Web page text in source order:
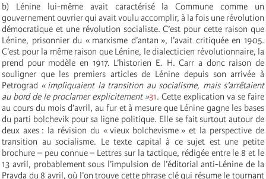
b) Lénine lui-même avait caractérisé la Commune comme un
gouvernement ouvrier qui avait voulu accomplir, à la fois une révolution
démocratique et une révolution socialiste. C’est pour cette raison que
Lénine, prisonnier du « marxisme d’antan », l’avait critiquée en 1905.
C’est pour la même raison que Lénine, le dialecticien révolutionnaire, la
prend pour modèle en 1917. L’historien E. H. Carr a donc raison de
souligner que les premiers articles de Lénine depuis son arrivée à
Petrograd « impliquaient la transition au socialisme, mais s’arrêtaient
au bord de le proclamer explicitement »31. Cette explication va se faire
au cours du mois d’avril, au fur et à mesure que Lénine gagne les bases
du parti bolchevik pour sa ligne politique. Elle se fait surtout autour de
deux axes : la révision du « vieux bolchevisme » et la perspective de
transition au socialisme. Le texte capital à ce sujet est une petite
brochure – peu connue – Lettres sur la tactique, rédigée entre le 8 et le
13 avril, probablement sous l’impulsion de l’éditorial anti-Lénine de la
Pravda du 8 avril, où l’on trouve cette phrase clé qui résume le tournant